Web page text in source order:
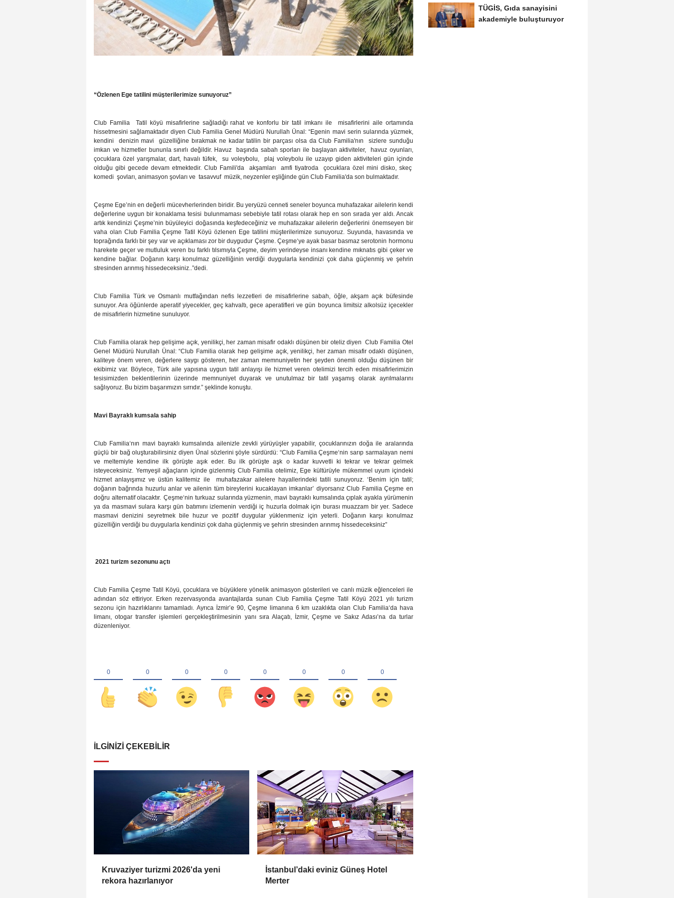
“Özlenen Ege tatilini müşterilerimize sunuyoruz”
Club Familia Tatil köyü misafirlerine sağladığı rahat ve konforlu bir tatil imkanı ile
misafirlerini aile ortamında
hissetmesini sağlamaktadır diyen Club Familia Genel Müdürü Nurullah Ünal: “Egenin mavi serin sularında yüzmek,
kendini
denizin mavi güzelliğine bırakmak ne kadar tatilin bir parçası olsa da Club Familia'nın
sizlere sunduğu
imkan ve hizmetler bununla sınırlı değildir. Havuz
başında sabah sporları ile başlayan aktiviteler,
havuz oyunları,
çocuklara özel yarışmalar, dart, havalı tüfek,
su voleybolu,
plaj voleybolu ile uzayıp giden aktiviteleri gün içinde
olduğu gibi gecede devam etmektedir. Club Famili'da
akşamları amfi tiyatroda
çocuklara özel mini disko, skeç
komedi şovları, animasyon şovları ve tasavvuf müzik, neyzenler eşliğinde gün Club Familia'da son bulmaktadır.
Çeşme Ege’nin en değerli mücevherlerinden biridir. Bu yeryüzü cenneti seneler boyuncamuhafazakar ailelerin kendi
değerlerine uygun bir konaklama tesisi bulunmaması sebebiyle tatil rotası olarak hep en son sırada yer aldı. Ancak
artık kendinizi Çeşme’nin büyüleyici doğasında keşfedeceğiniz vemuhafazakar ailelerin değerlerini önemseyen bir
vaha olan Club Familia Çeşme Tatil Köyü özlenen Ege tatilini müşterilerimize sunuyoruz. Suyunda, havasında ve
toprağında farklı bir şey var ve açıklaması zor bir duygudur Çeşme. Çeşme‘ye ayak basar basmaz serotonin hormonu
harekete geçer ve mutluluk veren bu farklı tılsımıyla Çeşme, deyim yerindeyse insanı kendine mıknatıs gibi çeker ve
kendine bağlar.
Doğanın karşı konulmaz güzelliğinin verdiği duygularla kendinizi çok daha güçlenmiş ve şehrin
stresinden arınmış hissedeceksiniz..”dedi.
Club Familia Türk ve Osmanlı mutfağından nefis lezzetleri de misafirlerine sabah, öğle, akşam açık büfesinde
sunuyor. Ara öğünlerde aperatif yiyecekler, geç kahvaltı, gece aperatifleri ve gün boyunca limitsiz alkolsüz içecekler
de misafirlerin hizmetine sunuluyor.
Club Familia olarak hep gelişime açık, yenilikçi, her zaman misafir odaklı düşünen bir oteliz diyen
Club Familia Otel
Genel Müdürü Nurullah Ünal: “Club Familia olarak hep gelişime açık, yenilikçi, her zaman misafir odaklı düşünen,
kaliteye önem veren, değerlere saygı gösteren, her zaman memnuniyetin her şeyden önemli olduğu düşünen bir
ekibimiz var. Böylece, Türk aile yapısına uygun tatil anlayışı ile hizmet veren otelimizi tercih eden misafirlerimizin
tesisimizden beklentilerinin üzerinde memnuniyet duyarak ve unutulmaz bir tatil yaşamış olarak ayrılmalarını
sağlıyoruz. Bu bizim başarımızın sırrıdır.” şeklinde konuştu.
Mavi Bayraklı kumsala sahip
Club Familia‘nın mavi bayraklı kumsalında ailenizle zevkli yürüyüşler yapabilir, çocuklarınızın doğa ile aralarında
güçlü bir bağ oluşturabilirsiniz diyen Ünal sözlerini şöyle sürdürdü: “Club Familia Çeşme‘nin sarıp sarmalayan nemi
ve meltemiyle kendine ilk görüşte aşık eder. Bu ilk görüşte aşk o kadar kuvvetli ki tekrar ve tekrar gelmek
isteyeceksiniz. Yemyeşil ağaçların içinde gizlenmiş Club Familia otelimiz, Ege kültürüyle mükemmel uyum içindeki
hizmet anlayışımız ve üstün kalitemiz ile muhafazakar ailelere hayallerindeki tatili sunuyoruz.‘Benim için tatil;
doğanın bağrında huzurlu anlar ve ailenin tüm bireylerini kucaklayan imkanlar’ diyorsanızClub Familia Çeşme en
doğru alternatif olacaktır. Çeşme‘nin turkuaz sularında yüzmenin, mavi bayraklı kumsalında çıplak ayakla yürümenin
ya da masmavi sulara karşı gün batımını izlemenin verdiği iç huzurla dolmak için burası muazzam bir yer. Sadece
masmavi denizini seyretmek bile huzur ve pozitif duygular yüklenmeniz için yeterli. Doğanın karşı konulmaz
güzelliğin verdiği bu duygularla kendinizi çok daha güçlenmiş ve şehrin stresinden arınmış hissedeceksiniz”
2021 turizm sezonunu açtı
Club Familia Çeşme Tatil Köyü, çocuklara ve büyüklere yönelik animasyon gösterileri ve canlı müzik eğlenceleri ile
adından söz ettiriyor. Erken rezervasyonda avantajlarda sunanClub Familia Çeşme Tatil Köyü 2021 yılı turizm
sezonu için hazırlıklarını tamamladı. Ayrıca İzmir’e 90, Çeşme limanına 6 km uzaklıkta olan Club Familia‘da hava
limanı, otogar transfer işlemleri gerçekleştirilmesinin yanı sıra Alaçatı, İzmir, Çeşme ve Sakız Adası’na da turlar
düzenleniyor.
İLGINIZI ÇEKEBILIR
Kruvaziyer turizmi 2026'da yeni
rekora hazırlanıyor
İstanbul’daki eviniz Güneş Hotel
Merter
TÜGİS, Gıda sanayisini
akademiyle buluşturuyor